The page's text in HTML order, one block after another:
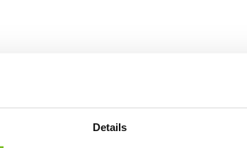
Details
enCult sneakers, maar bevatten de nieuwste
(70% boven norm) en datultralichte